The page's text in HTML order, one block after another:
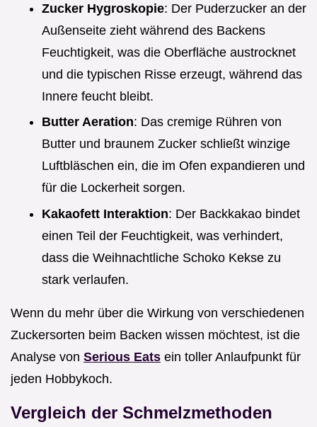
Zucker Hygroskopie: Der Puderzucker an der
Außenseite zieht während des Backens
Feuchtigkeit, was die Oberfläche austrocknet
und die typischen Risse erzeugt, während das
Innere feucht bleibt.
Butter Aeration: Das cremige Rühren von
Butter und braunem Zucker schließt winzige
Luftbläschen ein, die im Ofen expandieren und
für die Lockerheit sorgen.
Kakaofett Interaktion: Der Backkakao bindet
einen Teil der Feuchtigkeit, was verhindert,
dass die Weihnachtliche Schoko Kekse zu
stark verlaufen.
Wenn du mehr über die Wirkung von verschiedenen
Zuckersorten beim Backen wissen möchtest, ist die
Analyse von Serious Eats ein toller Anlaufpunkt für
jeden Hobbykoch.
Vergleich der Schmelzmethoden